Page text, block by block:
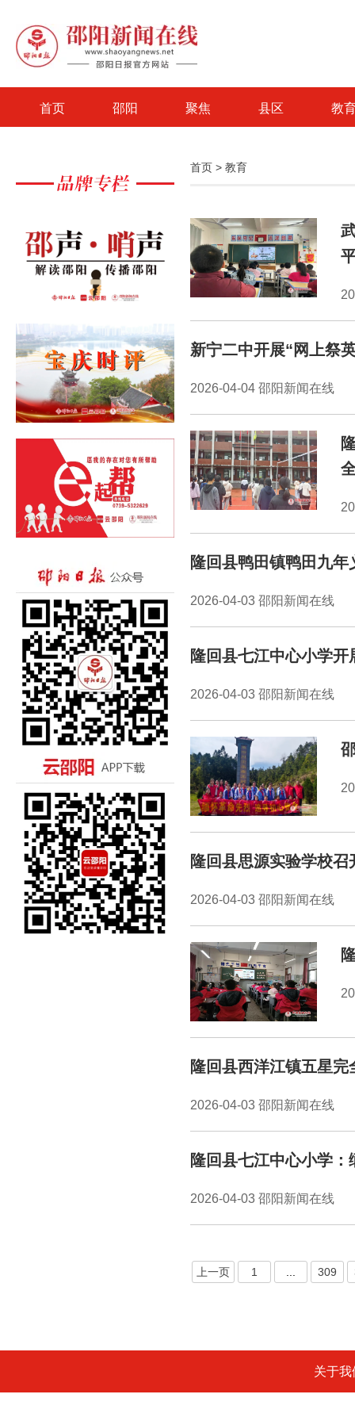
首页 邵阳 聚焦 县区 教
首页 > 教育
新宁二中开展“网上祭
2026-04-04 邵阳新闻在线
隆回县鸭田镇鸭田九
2026-04-03 邵阳新闻在线
隆回县七江中心小学
2026-04-03 邵阳新闻在线
隆回县思源实验学校
2026-04-03 邵阳新闻在线
隆回县西洋江镇五星
2026-04-03 邵阳新闻在线
隆回县七江中心小学
2026-04-03 邵阳新闻在线
上一页 1 309
关于我